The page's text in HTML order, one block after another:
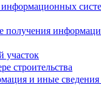
участок
строительства
и иные сведения